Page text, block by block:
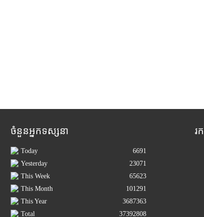
ចំនួនអ្នកទស្សនា
Today
6691
Yesterday
23071
This Week
65623
This Month
101291
This Year
3687363
Total
37392808
រ